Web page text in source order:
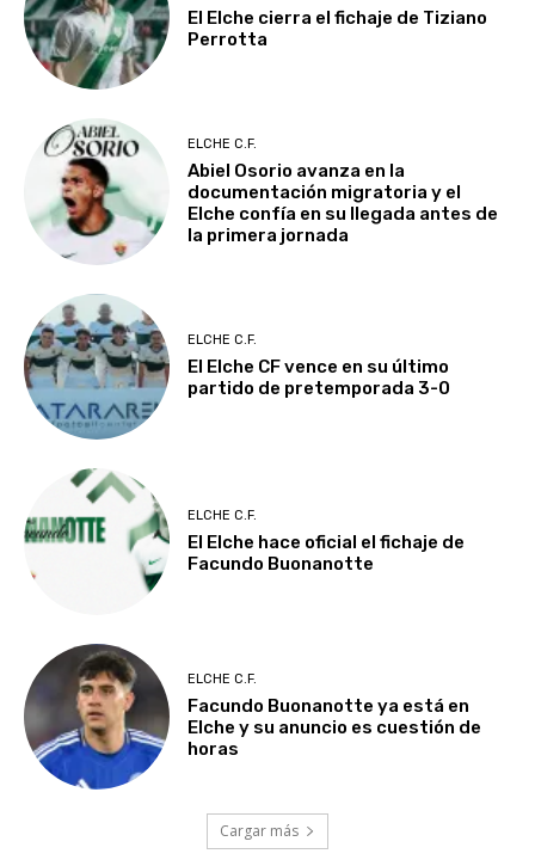
El Elche cierra el fichaje de Tiziano
Perrotta
ELCHE C.F.
Abiel Osorio avanza en la
documentación migratoria y el
Elche confía en su llegada antes de
la primera jornada
ELCHE C.F.
El Elche CF vence en su último
partido de pretemporada 3-0
ELCHE C.F.
El Elche hace oficial el fichaje de
Facundo Buonanotte
ELCHE C.F.
Facundo Buonanotte ya está en
Elche y su anuncio es cuestión de
horas
Cargar más